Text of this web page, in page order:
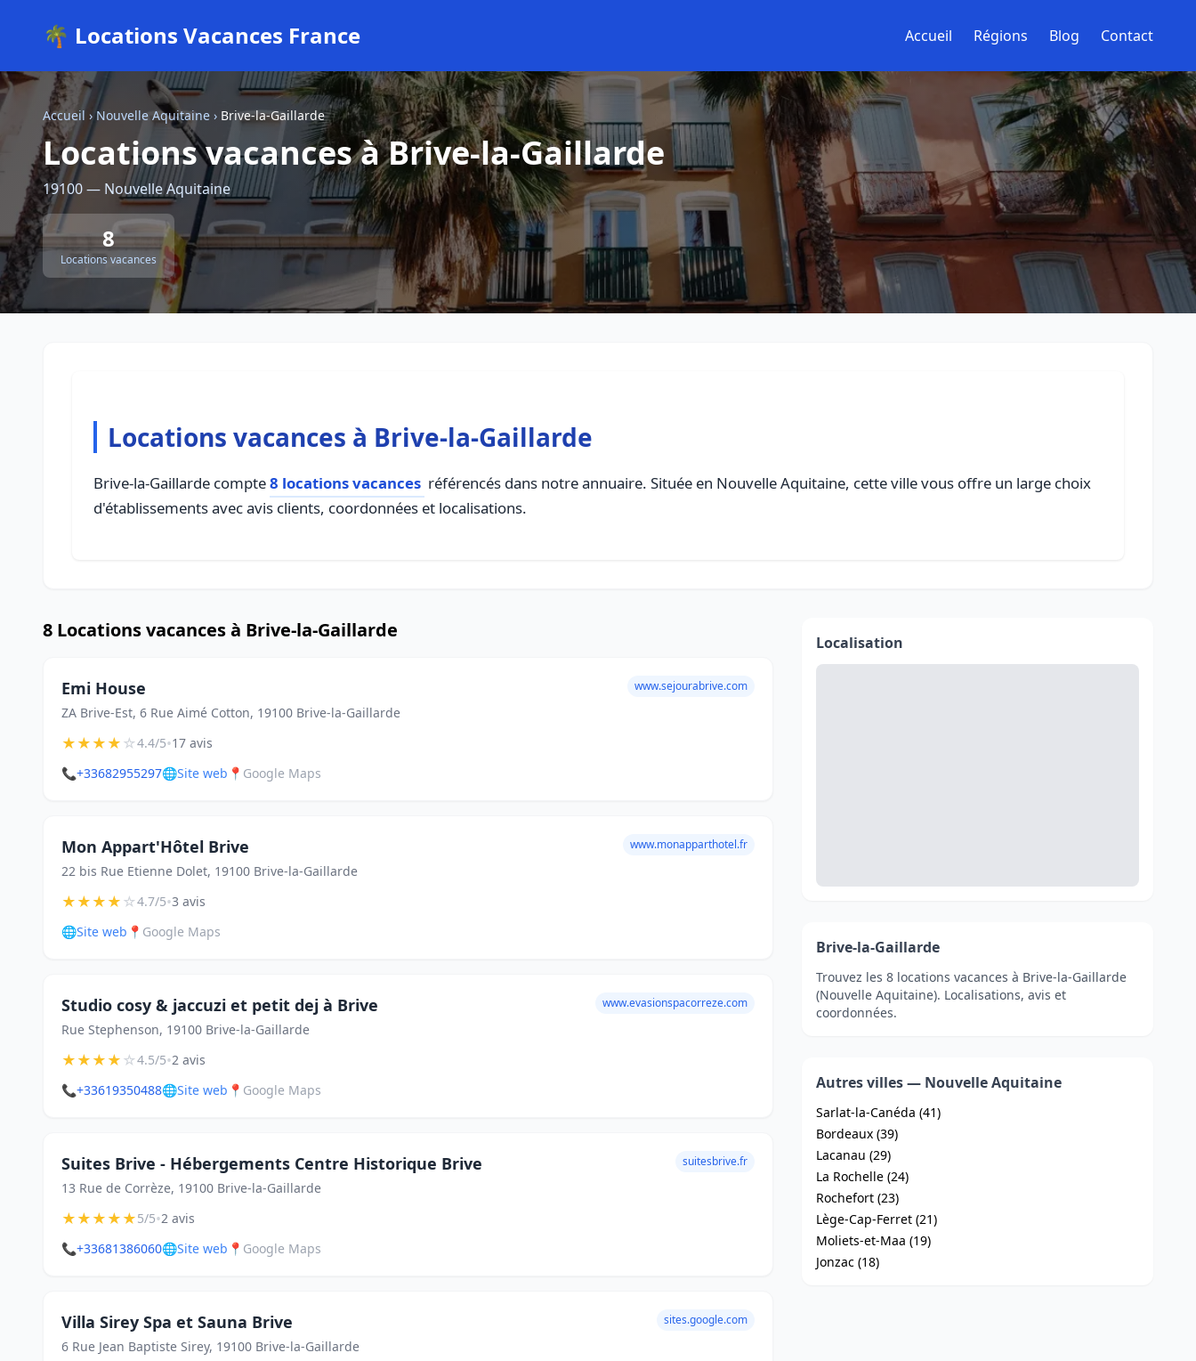
🌴 Locations Vacances France Accueil Régions Blog Contact
Accueil › Nouvelle Aquitaine › Brive-la-Gaillarde
Locations vacances à Brive-la-Gaillarde
19100 — Nouvelle Aquitaine
8
Locations vacances
Locations vacances à Brive-la-Gaillarde
Brive-la-Gaillarde compte8 locations vacances référencés dans notre annuaire. Située en Nouvelle Aquitaine, cette ville vous offre un large choix
d'établissements avec avis clients, coordonnées et localisations.
8 Locations vacances à Brive-la-Gaillarde
Emi House
ZA Brive-Est, 6 Rue Aimé Cotton, 19100 Brive-la-Gaillarde
www.sejourabrive.com
★★★★☆4.4/5•17 avis
📞+33682955297🌐Site web 📍 Google Maps
Mon Appart'Hôtel Brive
22 bis Rue Etienne Dolet, 19100 Brive-la-Gaillarde
www.monapparthotel.fr
★★★★☆4.7/5•3 avis
🌐Site web 📍 Google Maps
Studio cosy & jaccuzi et petit dej à Brive
Rue Stephenson, 19100 Brive-la-Gaillarde
www.evasionspacorreze.com
★★★★☆4.5/5•2 avis
📞+33619350488🌐Site web 📍 Google Maps
Suites Brive - Hébergements Centre Historique Brive
13 Rue de Corrèze, 19100 Brive-la-Gaillarde
suitesbrive.fr
★★★★★5/5•2 avis
📞+33681386060🌐Site web 📍 Google Maps
Villa Sirey Spa et Sauna Brive
6 Rue Jean Baptiste Sirey, 19100 Brive-la-Gaillarde
sites.google.com
Localisation
Brive-la-Gaillarde
Trouvez les 8 locations vacances à Brive-la-Gaillarde
(Nouvelle Aquitaine). Localisations, avis et
coordonnées.
Autres villes — Nouvelle Aquitaine
Sarlat-la-Canéda (41)
Bordeaux (39)
Lacanau (29)
La Rochelle (24)
Rochefort (23)
Lège-Cap-Ferret (21)
Moliets-et-Maa (19)
Jonzac (18)